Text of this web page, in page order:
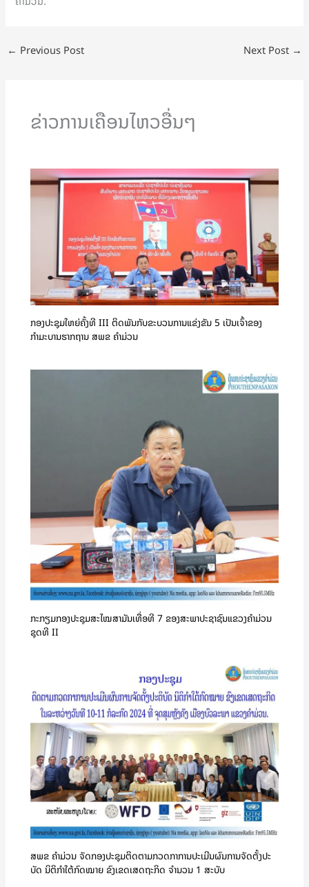
← Previous Post Next Post →
ຂ່າວການເຄືອນໄຫວອື່ນໆ
ກອງປະຊຸມໃຫຍ່ຄັ້ງທີ III ຕິດພັນກັບຂະບວນການແຂ່ງຂັນ 5 ເປັນເຈົ້າຂອງ
ກຳມະບານຮາກຖານ ສພຂ ຄໍາມ່ວນ
ກະກຽມກອງປະຊຸມສະໄໝສາມັນເທື່ອທີ 7 ຂອງສະພາປະຊາຊົນແຂວງຄໍາມ່ວນ
ຊຸດທີ II
ສພຂ ຄໍາມ່ວນ ຈັດກອງປະຊຸມຕິດຕາມກວດກາການປະເມີນຜົນການຈັດຕັ້ງປະ
ບັດ ນິຕິກຳໃຕ້ກົດໝາຍ ຂົງເຂດເສດຖະກິດ ຈໍານວນ 1 ສະບັບ